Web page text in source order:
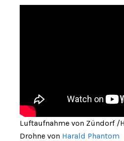
Luftaufnahme von Zündorf /
Drohne von Harald Phantom